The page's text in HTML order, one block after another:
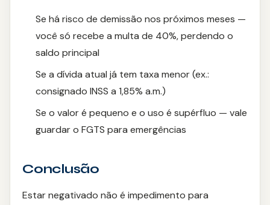
Se há risco de demissão nos próximos meses —
você só recebe a multa de 40%, perdendo o
saldo principal
Se a dívida atual já tem taxa menor (ex.:
consignado INSS a 1,85% a.m.)
Se o valor é pequeno e o uso é supérfluo — vale
guardar o FGTS para emergências
Conclusão
Estar negativado não é impedimento para